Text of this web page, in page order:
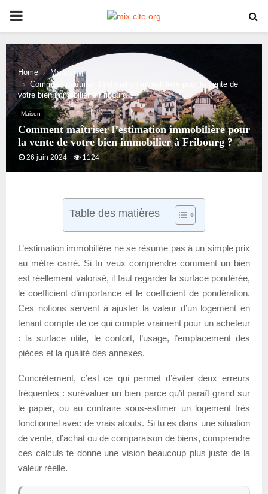
PRIMARY
MENU
Home
Maison
Comment maîtriser l’estimation immobilière pour la vente de
votre bien immobilier à Fribourg ?
Maison
Comment maîtriser l’estimation immobilière pour
la vente de votre bien immobilier à Fribourg ?
26 juin 2024 1124
Table des matières
L’estimation immobilière ne se résume pas à un simple prix
au mètre carré. Si tu veux comprendre comment un bien
est réellement valorisé, il faut regarder la surface pondérée,
le coefficient d’importance et le coefficient de pondération.
Ces notions servent à ajuster la valeur d’un logement en
tenant compte de ce qui compte vraiment pour un acheteur
: la surface utile, le confort, l’usage, l’emplacement des
pièces et la qualité des annexes.
Concrètement, c’est ce qui permet d’éviter deux erreurs
fréquentes : surévaluer un bien parce qu’il paraît grand sur
le papier, ou au contraire sous-estimer un logement très
fonctionnel avec de vrais atouts. Si tu es dans une situation
de vente, d’achat ou de comparaison de biens, comprendre
ces calculs te donne une vision beaucoup plus juste de la
valeur réelle.